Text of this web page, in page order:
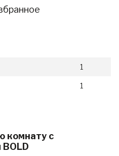
1
1
комнату с